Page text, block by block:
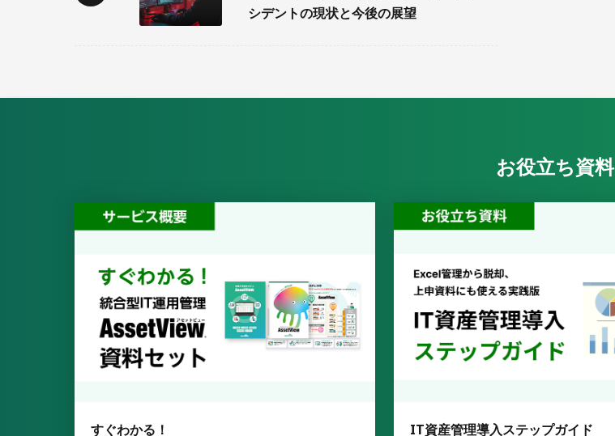
シデントの現状と今後の展望
お役立ち資料
すぐわかる！ IT資産管理導入ステップガイド